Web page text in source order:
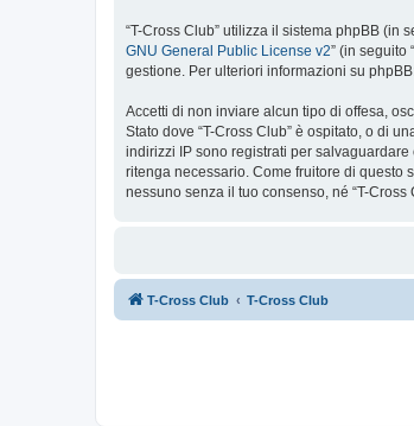
“T-Cross Club” utilizza il sistema phpBB (in
GNU General Public License v2” (in seguito
gestione. Per ulteriori informazioni su
Accetti di non inviare alcun tipo di offesa,
Stato dove “T-Cross Club” è ospitato, o di
indirizzi IP sono registrati per
ritenga necessario. Come fruitore di questo
nessuno senza il tuo consenso, né “T-
T-Cross Club T-Cross Club